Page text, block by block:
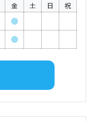
金 土 日 祝
●
●